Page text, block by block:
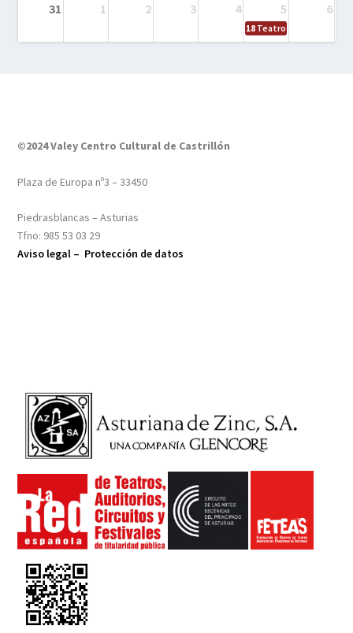
31 1 2 3 4 5 6
18 Teatro – Tres
©2024 Valey Centro Cultural de Castrillón
Plaza de Europa nº3 – 33450
Piedrasblancas – Asturias
Tfno: 985 53 03 29
Aviso legal – Protección de datos